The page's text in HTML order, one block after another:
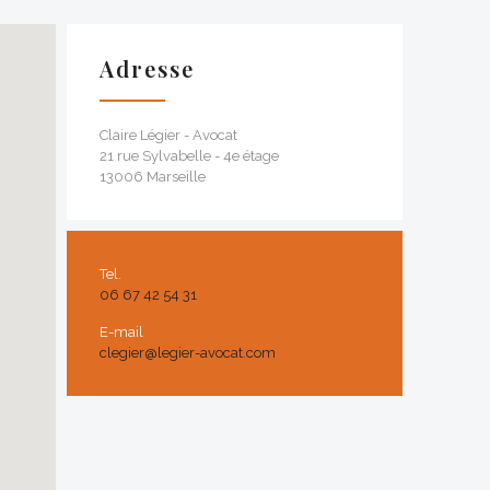
Adresse
Claire Légier - Avocat
21 rue Sylvabelle - 4e étage
13006 Marseille
Tel.
06 67 42 54 31
E-mail
clegier@legier-avocat.com